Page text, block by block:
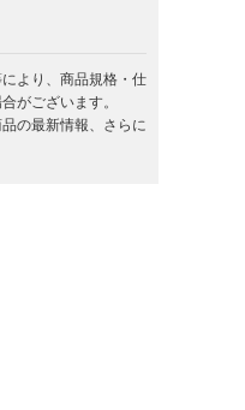
より、商品規格・仕
がございます。
の最新情報、さらに